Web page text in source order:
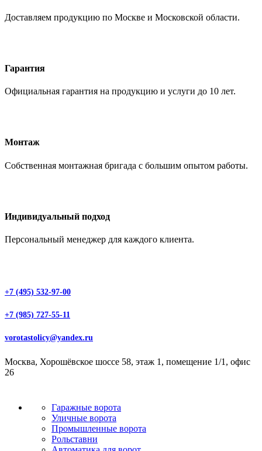
Доставляем продукцию по Москве и Московской области.
Гарантия
Официальная гарантия на продукцию и услуги до 10 лет.
Монтаж
Собственная монтажная бригада с большим опытом работы.
Индивидуальный подход
Персональный менеджер для каждого клиента.
+7 (495) 532-97-00
+7 (985) 727-55-11
vorotastolicy@yandex.ru
Москва, Хорошёвское шоссе 58, этаж 1, помещение 1/1, офис
26
Гаражные ворота
Уличные ворота
Промышленные ворота
Рольставни